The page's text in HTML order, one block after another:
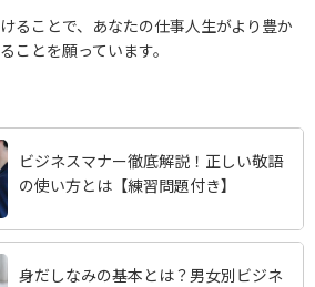
ることで、あなたの仕事人生がより豊か
ことを願っています。
ビジネスマナー徹底解説！正しい敬語
の使い方とは【練習問題付き】
身だしなみの基本とは？男女別ビジネ